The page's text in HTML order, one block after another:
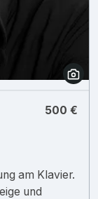
500 €
am Klavier.
und